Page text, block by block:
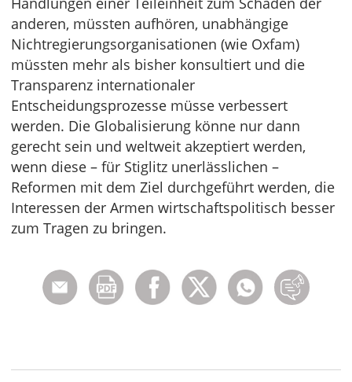
anderen, müssten aufhören, unabhängige
Nichtregierungsorganisationen (wie Oxfam)
müssten mehr als bisher konsultiert und die
Transparenz internationaler
Entscheidungsprozesse müsse verbessert
werden. Die Globalisierung könne nur dann
gerecht sein und weltweit akzeptiert werden,
wenn diese – für Stiglitz unerlässlichen –
Reformen mit dem Ziel durchgeführt werden, die
Interessen der Armen wirtschaftspolitisch besser
zum Tragen zu bringen.